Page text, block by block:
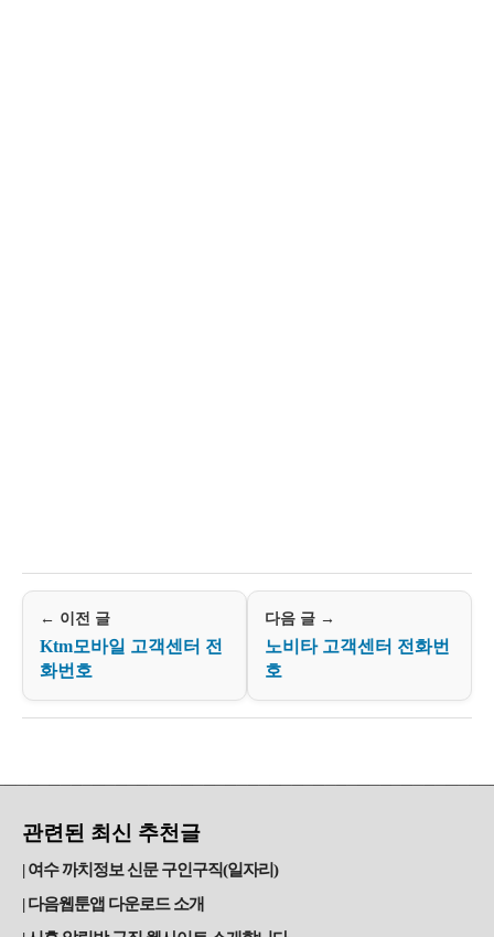
← 이전 글
Ktm모바일 고객센터 전
화번호
다음 글 →
노비타 고객센터 전화번
호
관련된 최신 추천글
여수 까치정보 신문 구인구직(일자리)
다음웹툰앱 다운로드 소개